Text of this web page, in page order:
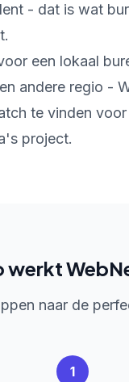
- dat is wat
een lokaal
andere regio -
te vinden
project.
werkt
naar de
1